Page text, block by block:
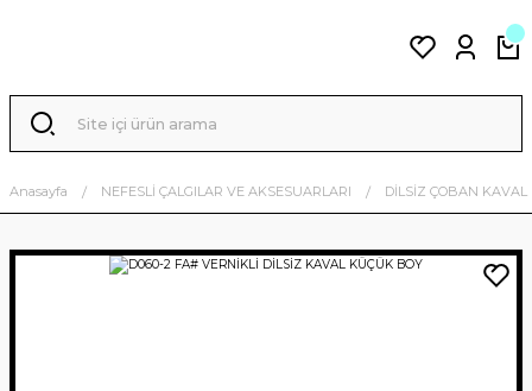
Anasayfa NEFESLİ ÇALGILAR VE AKSESUARLARI DİLSİZ ÇOBAN KAVAL